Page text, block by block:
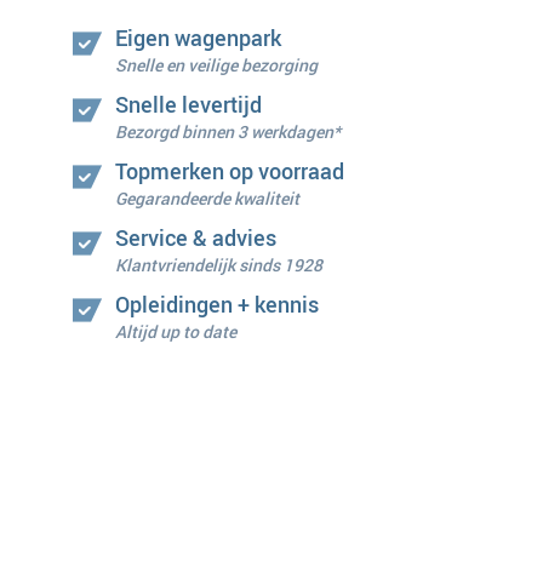
Eigen wagenpark
Snelle en veilige bezorging
Snelle levertijd
Bezorgd binnen 3 werkdagen*
Topmerken op voorraad
Gegarandeerde kwaliteit
Service & advies
Klantvriendelijk sinds 1928
Opleidingen + kennis
Altijd up to date